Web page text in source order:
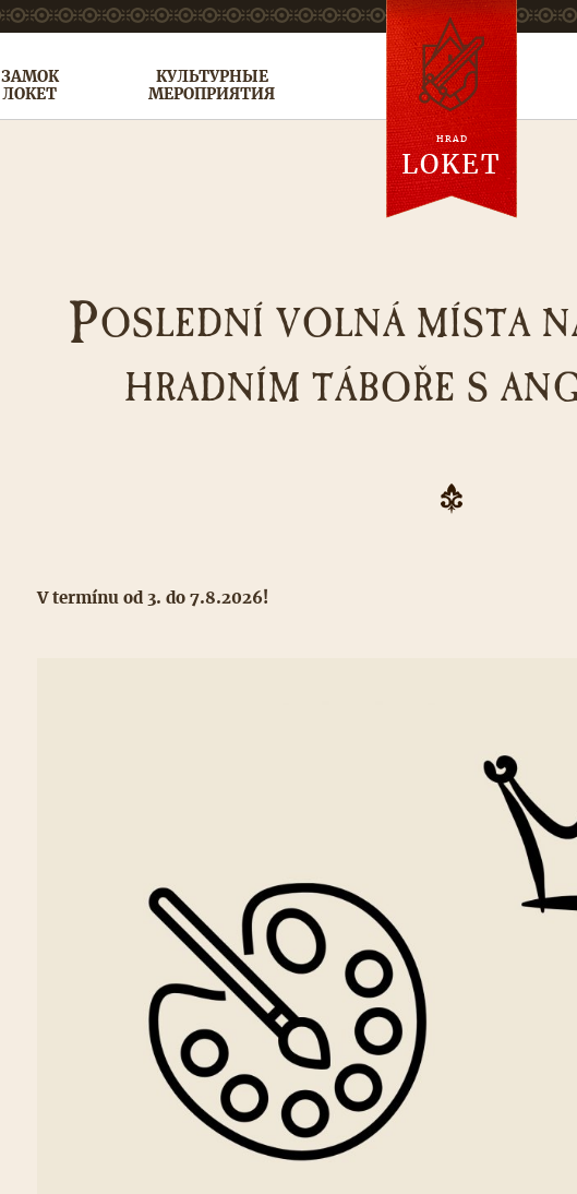
POSLEDNÍ VOLNÁ MÍSTA
HRADNÍM TÁBOŘE S
V termínu od 3. do 7.8.2026!
ЗАМОК
ЛОКЕТ
КУЛЬТУРНЫЕ
МЕРОПРИЯТИЯ
HRAD
LOKET cs